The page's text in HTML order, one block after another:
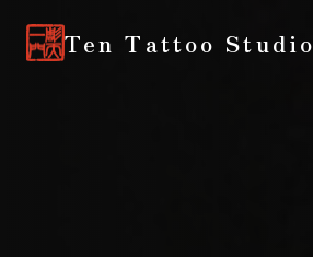
Ten Tattoo Studio